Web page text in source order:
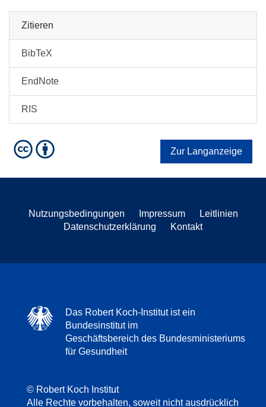
Zitieren
BibTeX
EndNote
RIS
Zur Langanzeige
Nutzungsbedingungen Impressum
Leitlinien
Datenschutzerklärung
Kontakt
Das Robert Koch-Institut ist ein
Bundesinstitut im
Geschäftsbereich des Bundesministeriums
für Gesundheit
© Robert Koch Institut
Alle Rechte vorbehalten, soweit nicht ausdrücklich